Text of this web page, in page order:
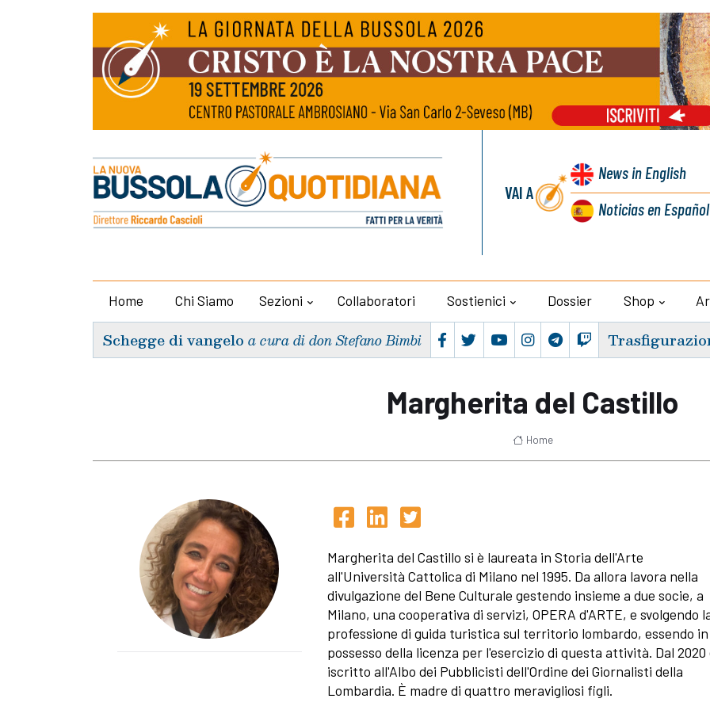
VAI A
Newsin English
Noticiasen Español
Home Chi Siamo Sezioni Collaboratori Sostienici Dossier Shop
Schegge di vangelo a cura di don Stefano Bimbi
Margherita del Castillo
Home
Margherita del Castillo si è laureata in Storia dell'Arte
all'Università Cattolica di Milano nel 1995. Da allora lavora nella
divulgazione del Bene Culturale gestendo insieme a due socie, a
Milano, una cooperativa di servizi, OPERA d'ARTE, e svolgendo
professione di guida turistica sul territorio lombardo, essendo in
possesso della licenza per l'esercizio di questa attività. Dal 2020
iscritto all'Albo dei Pubblicisti dell'Ordine dei Giornalisti della
Lombardia. È madre di quattro meravigliosi figli.